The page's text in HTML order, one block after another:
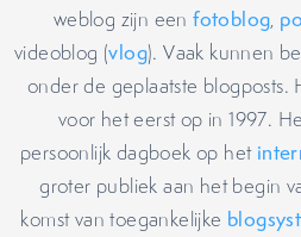
weblog zijn eenfotoblog,
videoblog (vlog). Vaak kunnen
onder de geplaatste blogposts.
voor het eerst op in 1997.
persoonlijk dagboek op het
groter publiek aan het begin
komst van toegankelijke